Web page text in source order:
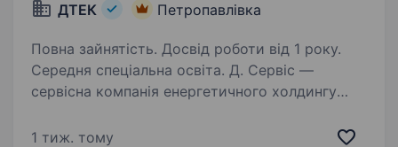
ДТЕК Петропавлівка
Повна зайнятість. Досвід роботи від 1 року.
Середня спеціальна освіта. Д. Сервіс —
сервісна компанія енергетичного холдингу
підтримку бізнесам групи. Щодня
1 тиж. тому